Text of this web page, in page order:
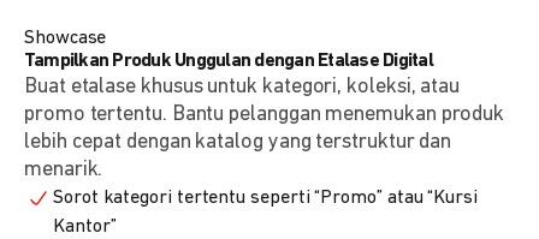
Showcase
Tampilkan Produk Unggulan dengan Etalase Digital
Buat etalase khusus untuk kategori, koleksi, atau
promo tertentu. Bantu pelanggan menemukan produk
lebih cepat dengan katalog yang terstruktur dan
menarik.
Sorot kategori tertentu seperti “Promo” atau “Kursi
Kantor”